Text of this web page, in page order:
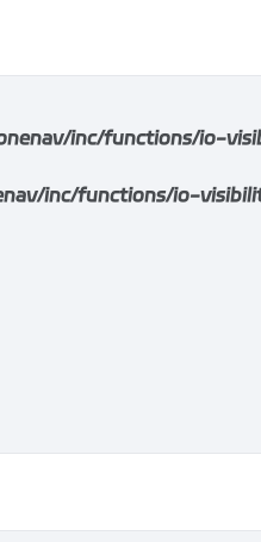
inc/functions/io-
inc/functions/io-